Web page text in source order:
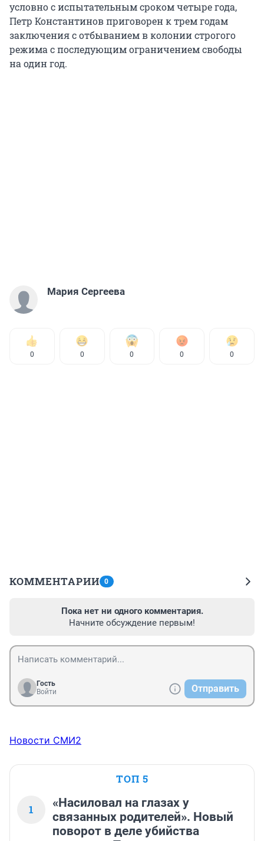
условно с испытательным сроком четыре года,
Петр Константинов приговорен к трем годам
заключения с отбыванием в колонии строгого
режима с последующим ограничением свободы
на один год.
Мария Сергеева
0 0 0 0 0
КОММЕНТАРИИ 0
Пока нет ни одного комментария.
Начните обсуждение первым!
Гость
Войти
Отправить
Новости СМИ2
ТОП 5
1
«Насиловал на глазах у
связанных родителей». Новый
поворот в деле убийства